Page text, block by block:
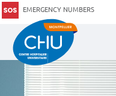
EMERGENCY NUMBERS